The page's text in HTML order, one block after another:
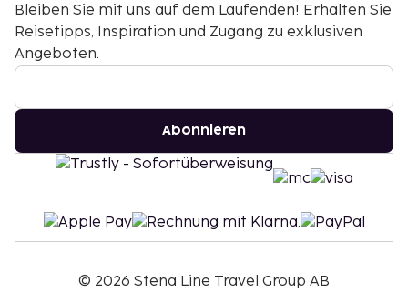
Bleiben Sie mit uns auf dem Laufenden! Erhalten Sie
Reisetipps, Inspiration und Zugang zu exklusiven
Angeboten.
Abonnieren
© 2026 Stena Line Travel Group AB